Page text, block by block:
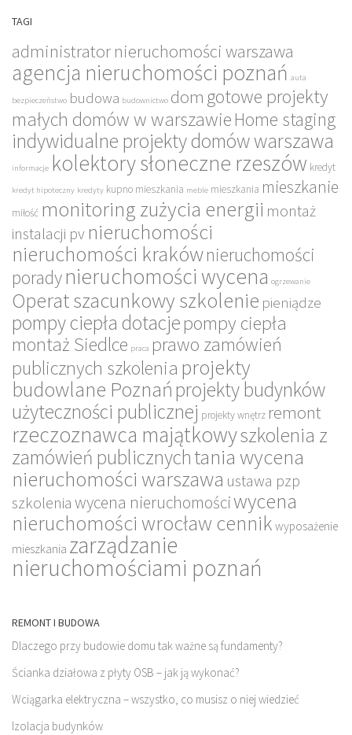
TAGI
administrator nieruchomości warszawa
agencja nieruchomości poznań auta
bezpieczeństwo budowa budownictwo dom gotowe projekty
małych domów w warszawie Home staging
indywidualne projekty domów warszawa
informacje kolektory słoneczne rzeszów kredyt
kredyt hipoteczny kredyty kupno mieszkania meble mieszkania mieszkanie
miłość monitoring zużycia energii montaż
instalacji pv nieruchomości
nieruchomości krakównieruchomości
poradynieruchomości wycena ogrzewanie
Operat szacunkowy szkolenie pieniądze
pompy ciepła dotacjepompy ciepła
montaż Siedlce praca prawo zamówień
publicznych szkolenia projekty
budowlane Poznańprojekty budynków
użyteczności publicznej projekty wnętrz remont
rzeczoznawca majątkowyszkolenia z
zamówień publicznychtania wycena
nieruchomości warszawa ustawa pzp
szkolenia wycena nieruchomościwycena
nieruchomości wrocław cennik wyposażenie
mieszkania zarządzanie
nieruchomościami poznań
REMONT I BUDOWA
Dlaczego przy budowie domu tak ważne są fundamenty?
Ścianka działowa z płyty OSB – jak ją wykonać?
Wciągarka elektryczna – wszystko, co musisz o niej wiedzieć
Izolacja budynków